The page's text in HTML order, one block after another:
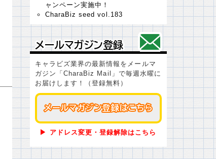
ャンペーン実施中！
CharaBiz seed vol.183
メールマガジン登録
メールマガジン登録
キャラビズ業界の最新情報をメールマ
ガジン「CharaBiz Mail」で毎週水曜に
お届けします！（登録無料）
メールマガジン登録はこちら
メールマガジン登録はこちら
▶ アドレス変更・登録解除はこちら